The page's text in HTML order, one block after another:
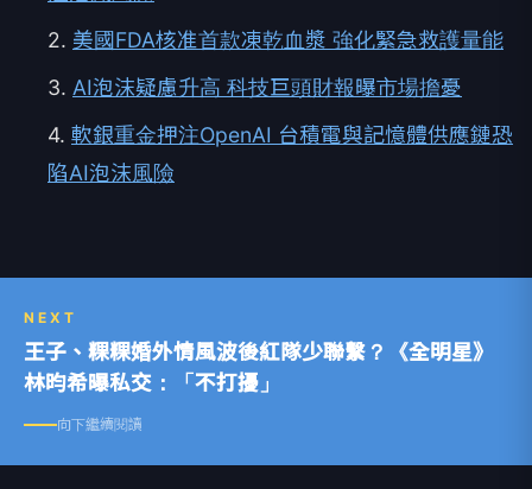
2. 美國FDA核准首款凍乾血漿 強化緊急救護量能
3. AI泡沫疑慮升高 科技巨頭財報曝市場擔憂
4. 軟銀重金押注OpenAI 台積電與記憶體供應鏈恐
陷AI泡沫風險
NEXT
王子、粿粿婚外情風波後紅隊少聯繫？《全明星》
林昀希曝私交：「不打擾」
向下繼續閱讀